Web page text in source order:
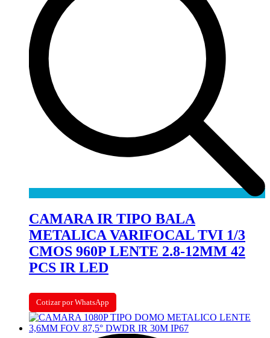
CAMARA IR TIPO BALA
METALICA VARIFOCAL TVI 1/3
CMOS 960P LENTE 2.8-12MM 42
PCS IR LED
Cotizar por WhatsApp